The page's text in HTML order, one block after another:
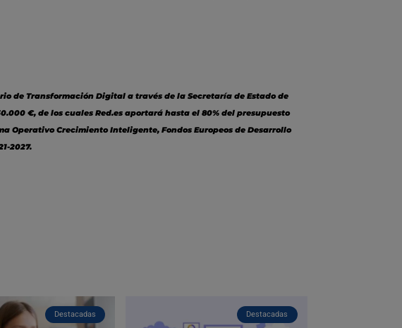
de Transformación Digital a través de la Secretaría de Estado de
€, de los cuales Red.es aportará hasta el 80% del presupuesto
Crecimiento Inteligente, Fondos Europeos de Desarrollo
2027.
Destacadas Destacadas